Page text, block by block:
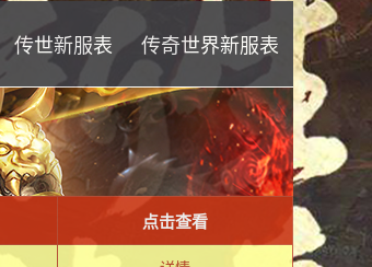
传世新服表 传奇世界新服表
点击查看